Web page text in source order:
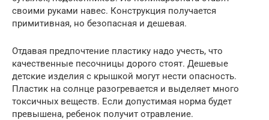
своими руками навес. Конструкция получается
примитивная, но безопасная и дешевая.
Отдавая предпочтение пластику надо учесть, что
качественные песочницы дорого стоят. Дешевые
детские изделия с крышкой могут нести опасность.
Пластик на солнце разогревается и выделяет много
токсичных веществ. Если допустимая норма будет
превышена, ребенок получит отравление.